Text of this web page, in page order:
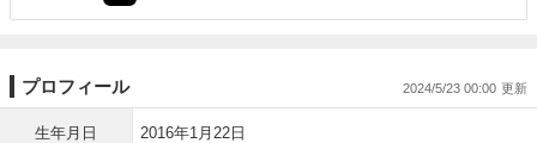
プロフィール 2024/5/23 00:00
生年月日 2016年1月22日